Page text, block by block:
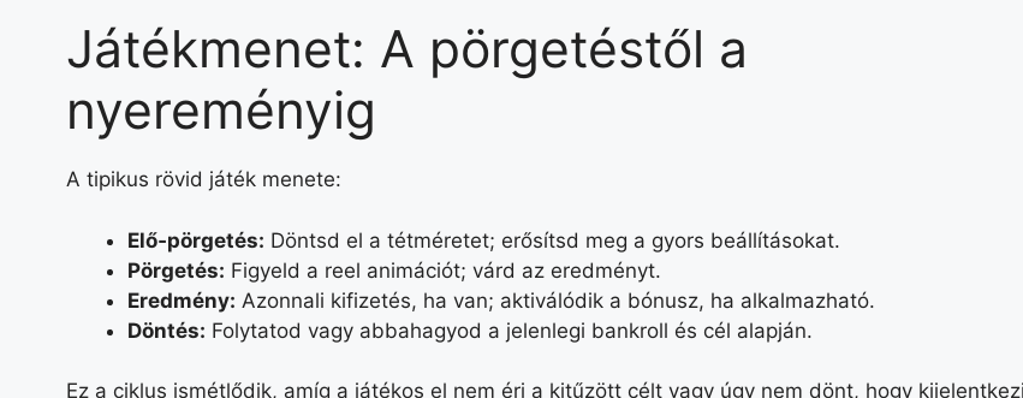
Játékmenet: A pörgetéstől a
nyereményig
A tipikus rövid játék menete:
Elő‑pörgetés: Döntsd el a tétméretet; erősítsd meg a gyors beállításokat.
Pörgetés: Figyeld a reel animációt; várd az eredményt.
Eredmény: Azonnali kifizetés, ha van; aktiválódik a bónusz, ha alkalmazható.
Döntés: Folytatod vagy abbahagyod a jelenlegi bankroll és cél alapján.
Ez a ciklus ismétlődik, amíg a játékos el nem éri a kitűzött célt vagy úgy nem dönt, hogy